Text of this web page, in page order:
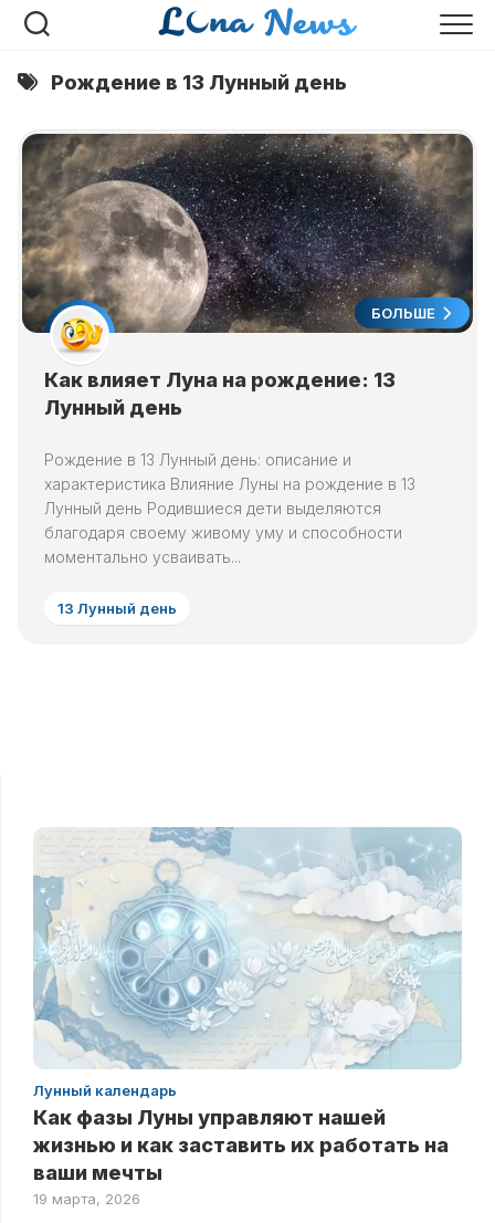
Перейти
Рождение в 13 Лунный день
БОЛЬШЕ
Как влияет Луна на рождение: 13
Лунный день
Рождение в 13 Лунный день: описание и
характеристика Влияние Луны на рождение в 13
Лунный день Родившиеся дети выделяются
благодаря своему живому уму и способности
моментально усваивать...
13 Лунный день
Лунный календарь
Как фазы Луны управляют нашей
жизнью и как заставить их работать на
ваши мечты
19 марта, 2026